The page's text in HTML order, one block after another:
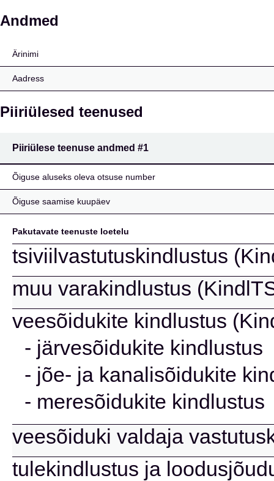
Den Norske
Andmed
Ärinimi
Aadress
Piiriülesed teenused
Piiriülese teenuse andmed #1
Õiguse aluseks oleva otsuse number
Õiguse saamise kuupäev
Pakutavate teenuste loetelu
tsiviilvastutuskindlustus
muu varakindlustus
veesõidukite kindlustus
- järvesõidukite kindlustus
- jõe- ja kanalisõidukite
- meresõidukite kindlustus
veesõiduki valdaja
tulekindlustus ja